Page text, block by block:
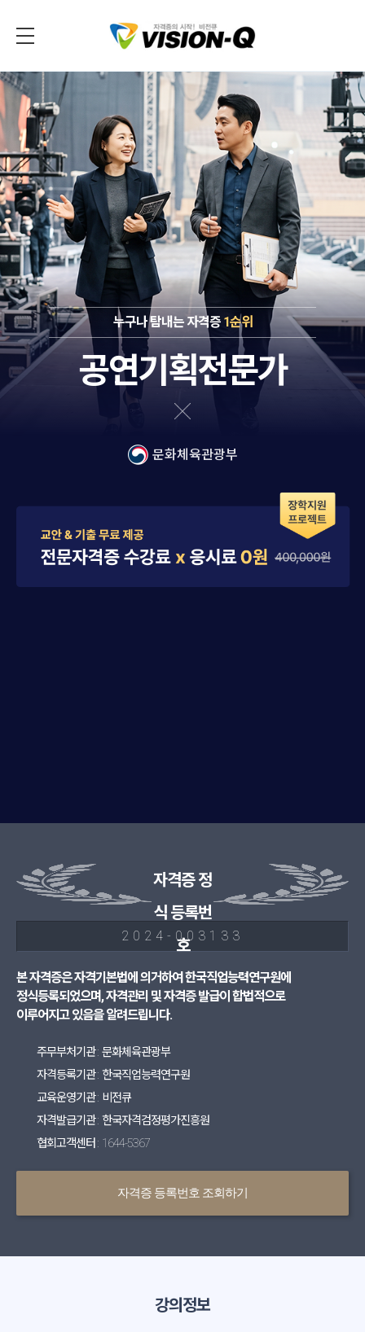
누구나 탐내는 자격증 1순위
공연기획전문가
문화체육관광부
자격증 정
식 등록번
호
2024-003133
본 자격증은 자격기본법에 의거하여 한국직업능력연구원에
정식등록되었으며, 자격관리 및 자격증 발급이 합법적으로
이루어지고 있음을 알려드립니다.
주무부처기관 : 문화체육관광부
자격등록기관 : 한국직업능력연구원
교육운영기관 : 비전큐
자격발급기관 : 한국자격검정평가진흥원
협회고객센터 : 1644-5367
자격증 등록번호 조회하기
강의정보